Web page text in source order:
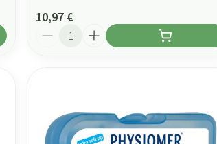
10,97 €
Quantité